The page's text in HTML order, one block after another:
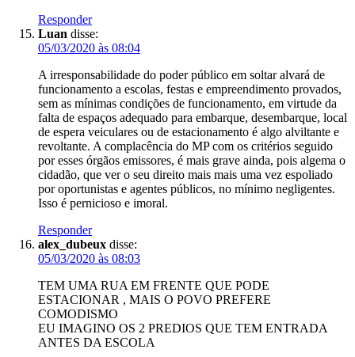
Responder
Luan disse:
05/03/2020 às 08:04
A irresponsabilidade do poder público em soltar alvará de
funcionamento a escolas, festas e empreendimento provados,
sem as mínimas condições de funcionamento, em virtude da
falta de espaços adequado para embarque, desembarque, local
de espera veiculares ou de estacionamento é algo alviltante e
revoltante. A complacência do MP com os critérios seguido
por esses órgãos emissores, é mais grave ainda, pois algema o
cidadão, que ver o seu direito mais mais uma vez espoliado
por oportunistas e agentes públicos, no mínimo negligentes.
Isso é pernicioso e imoral.
Responder
alex_dubeux disse:
05/03/2020 às 08:03
TEM UMA RUA EM FRENTE QUE PODE
ESTACIONAR , MAIS O POVO PREFERE
COMODISMO
EU IMAGINO OS 2 PREDIOS QUE TEM ENTRADA
ANTES DA ESCOLA